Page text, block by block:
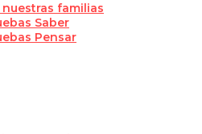
familias
Saber
Pensar